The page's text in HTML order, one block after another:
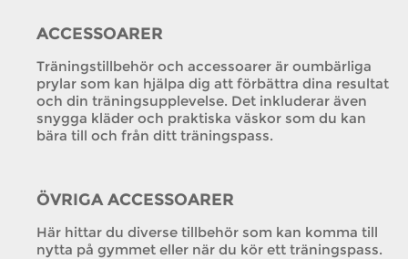
ACCESSOARER
Träningstillbehör och accessoarer är oumbärliga
prylar som kan hjälpa dig att förbättra dina resultat
och din träningsupplevelse. Det inkluderar även
snygga kläder och praktiska väskor som du kan
bära till och från ditt träningspass.
ÖVRIGA ACCESSOARER
Här hittar du diverse tillbehör som kan komma till
nytta på gymmet eller när du kör ett träningspass.